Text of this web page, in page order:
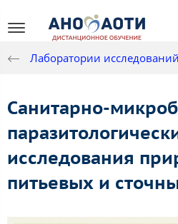
Лаборатории
Санитарно-
исследования
питьевых и